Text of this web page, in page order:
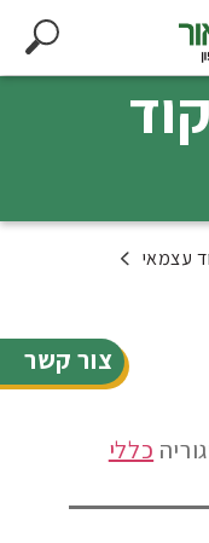
צור קשר
עצמאי
כללי